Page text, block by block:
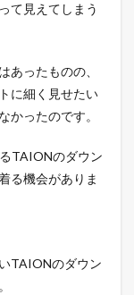
て見えてしまう
あったものの、
に細く見せたい
かったのです。
TAIONのダウン
る機会がありま
TAIONのダウン